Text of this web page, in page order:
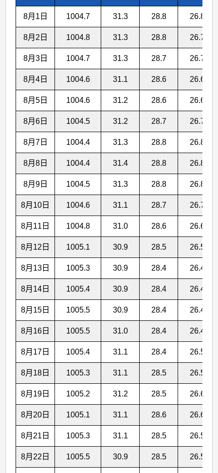
8月1日 1004.7 31.3 28.8 26.8
8月2日 1004.8 31.3 28.8 26.7
8月3日 1004.7 31.3 28.7 26.7
8月4日 1004.6 31.1 28.6 26.6
8月5日 1004.6 31.2 28.6 26.6
8月6日 1004.5 31.2 28.7 26.7
8月7日 1004.4 31.3 28.8 26.8
8月8日 1004.4 31.4 28.8 26.8
8月9日 1004.5 31.3 28.8 26.8
8月10日 1004.6 31.1 28.7 26.7
8月11日 1004.8 31.0 28.6 26.6
8月12日 1005.1 30.9 28.5 26.5
8月13日 1005.3 30.9 28.4 26.4
8月14日 1005.4 30.9 28.4 26.4
8月15日 1005.5 30.9 28.4 26.4
8月16日 1005.5 31.0 28.4 26.4
8月17日 1005.4 31.1 28.4 26.5
8月18日 1005.3 31.1 28.5 26.5
8月19日 1005.2 31.2 28.5 26.6
8月20日 1005.1 31.1 28.6 26.6
8月21日 1005.3 31.1 28.5 26.5
8月22日 1005.5 30.9 28.5 26.5